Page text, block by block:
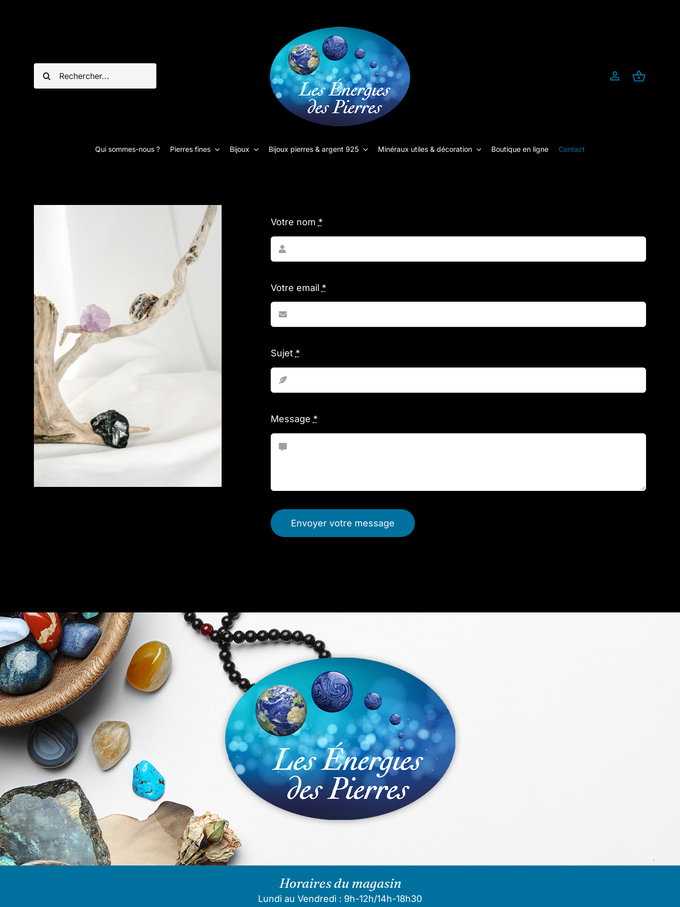
Rechercher:
Qui sommes-nous ? Pierres fines Bijoux Bijoux pierres & argent 925 Minéraux utiles & décoration Boutique en ligne Contact
Votre nom *
Votre email *
Sujet *
Message *
Envoyer votre message
Horaires du magasin
Lundi au Vendredi : 9h-12h/14h-18h30